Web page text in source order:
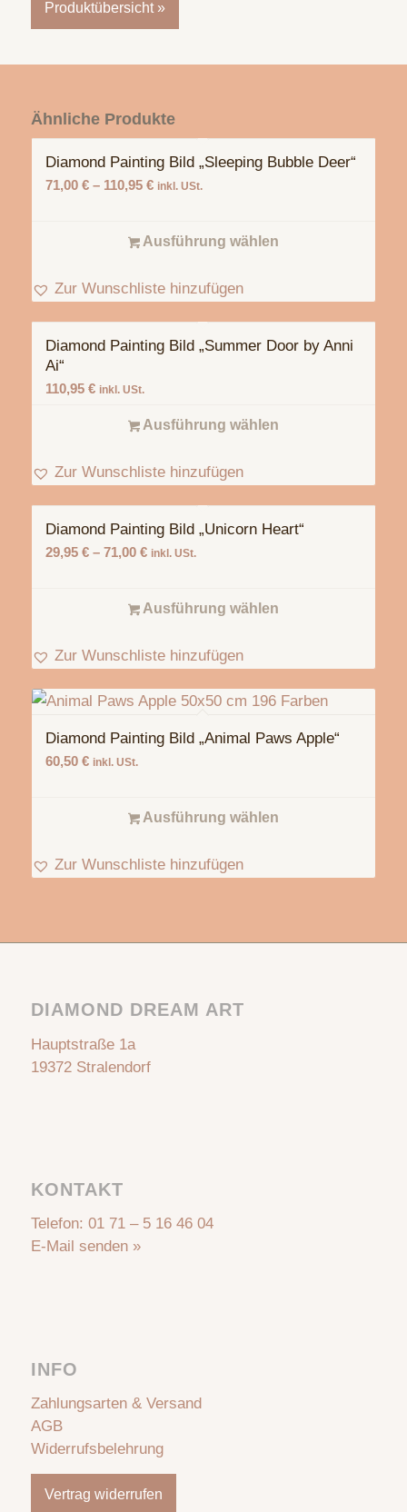
Produktübersicht »
Ähnliche Produkte
Diamond Painting Bild „Sleeping Bubble Deer“
71,00 €– 110,95 € inkl. USt.
Ausführung wählen
Zur Wunschliste hinzufügen
Diamond Painting Bild „Summer Door by Anni
Ai“
110,95 € inkl. USt.
Ausführung wählen
Zur Wunschliste hinzufügen
Diamond Painting Bild „Unicorn Heart“
29,95 €– 71,00 € inkl. USt.
Ausführung wählen
Zur Wunschliste hinzufügen
Diamond Painting Bild „Animal Paws Apple“
60,50 € inkl. USt.
Ausführung wählen
Zur Wunschliste hinzufügen
DIAMOND DREAM ART
Hauptstraße 1a
19372 Stralendorf
KONTAKT
Telefon: 01 71 – 5 16 46 04
E-Mail senden »
INFO
Zahlungsarten & Versand
AGB
Widerrufsbelehrung
Vertrag widerrufen